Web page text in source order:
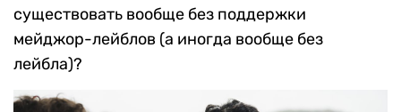
существовать вообще без поддержки
мейджор-лейблов (а иногда вообще без
лейбла)?